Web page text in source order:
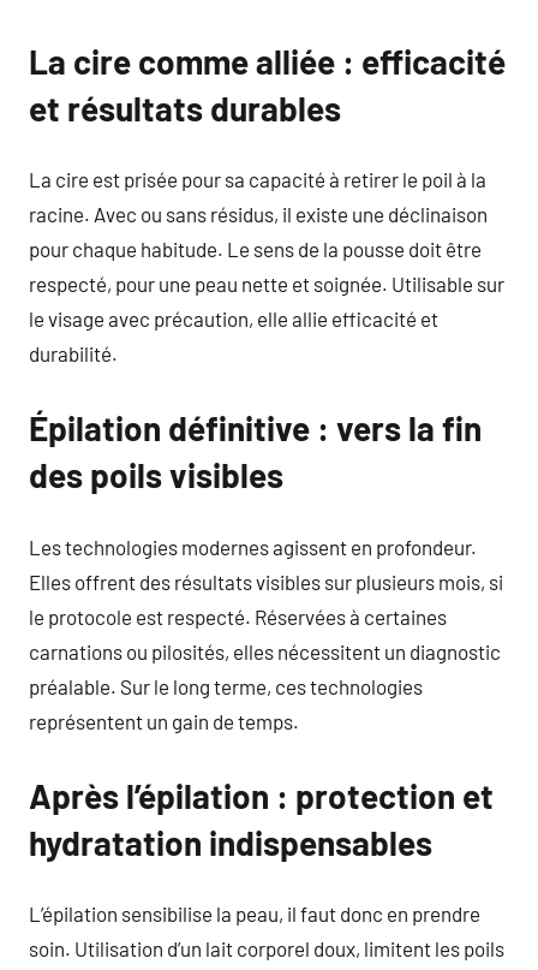
La cire comme alliée : efficacité
et résultats durables
La cire est prisée pour sa capacité à retirer le poil à la
racine. Avec ou sans résidus, il existe une déclinaison
pour chaque habitude. Le sens de la pousse doit être
respecté, pour une peau nette et soignée. Utilisable sur
le visage avec précaution, elle allie efficacité et
durabilité.
Épilation définitive : vers la fin
des poils visibles
Les technologies modernes agissent en profondeur.
Elles offrent des résultats visibles sur plusieurs mois, si
le protocole est respecté. Réservées à certaines
carnations ou pilosités, elles nécessitent un diagnostic
préalable. Sur le long terme, ces technologies
représentent un gain de temps.
Après l’épilation : protection et
hydratation indispensables
L’épilation sensibilise la peau, il faut donc en prendre
soin. Utilisation d’un lait corporel doux, limitent les poils